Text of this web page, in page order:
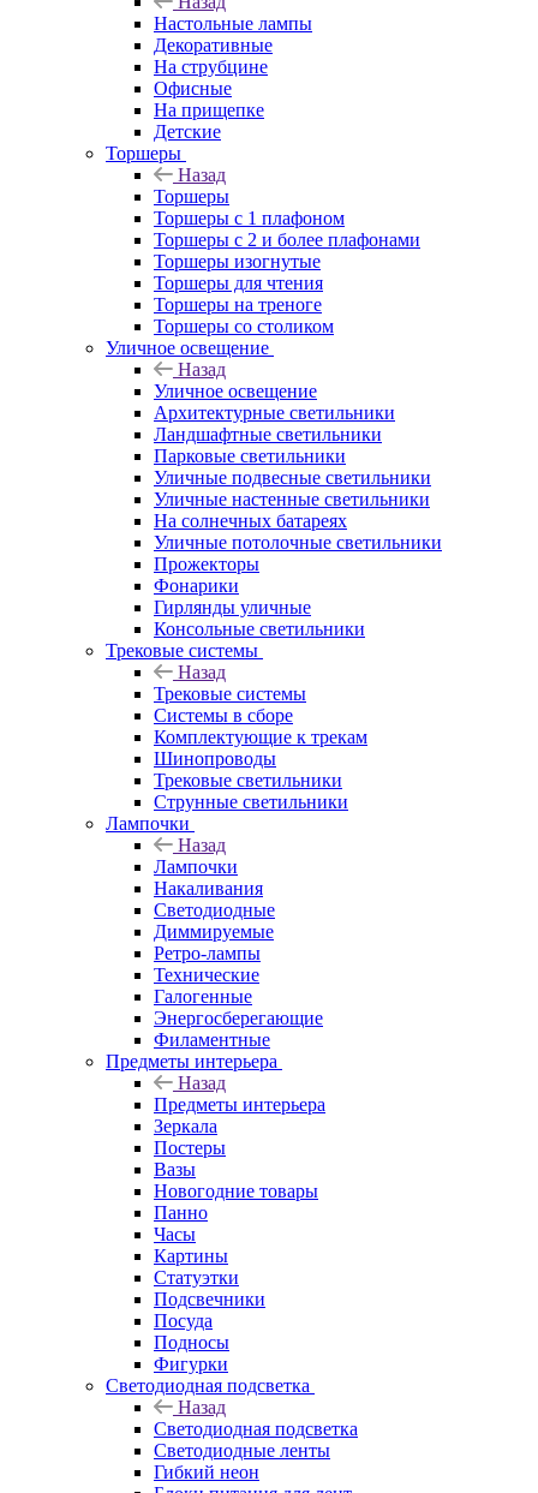
Настольные лампы
Декоративные
На струбцине
Офисные
На прищепке
Детские
Торшеры
Назад
Торшеры
Торшеры с 1 плафоном
Торшеры с 2 и более плафонами
Торшеры изогнутые
Торшеры для чтения
Торшеры на треноге
Торшеры со столиком
Уличное освещение
Назад
Уличное освещение
Архитектурные светильники
Ландшафтные светильники
Парковые светильники
Уличные подвесные светильники
Уличные настенные светильники
На солнечных батареях
Уличные потолочные светильники
Прожекторы
Фонарики
Гирлянды уличные
Консольные светильники
Трековые системы
Назад
Трековые системы
Системы в сборе
Комплектующие к трекам
Шинопроводы
Трековые светильники
Струнные светильники
Лампочки
Назад
Лампочки
Накаливания
Светодиодные
Диммируемые
Ретро-лампы
Технические
Галогенные
Энергосберегающие
Филаментные
Предметы интерьера
Назад
Предметы интерьера
Зеркала
Постеры
Вазы
Новогодние товары
Панно
Часы
Картины
Статуэтки
Подсвечники
Посуда
Подносы
Фигурки
Светодиодная подсветка
Назад
Светодиодная подсветка
Светодиодные ленты
Гибкий неон